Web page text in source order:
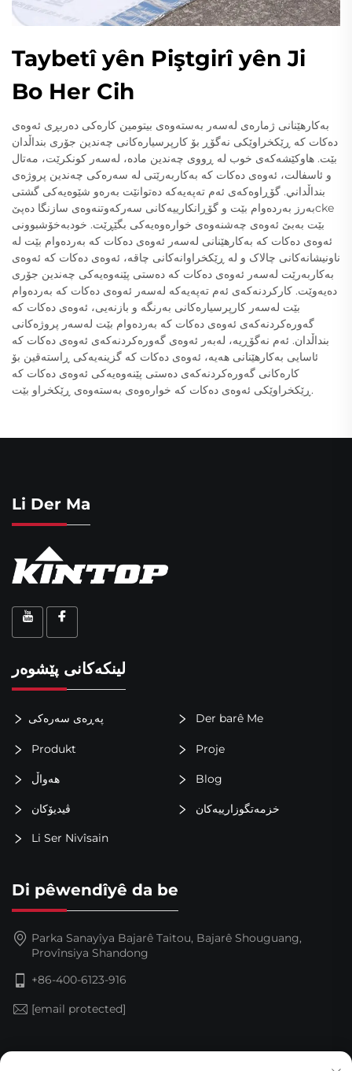
Taybetî yên Piştgirî yên Ji
Bo Her Cih
بەکارهێنانی ژمارەی لەسەر بەستەوەی بیتومین کارەکی دەربڕی ئەوەی
دەکات کە ڕێکخراوێکی نەگۆڕ بۆ کارپرسیارەکانی چەندین جۆری بنداڵدان
بێت. هاوکێشەکەی خوب لە ڕووی چەندین مادە، لەسەر کونکرێت، مەتال
و ئاسفالت، ئەوەی دەکات کە بەکاربەرێتی لە سەرەکی چەندین پروژەی
بنداڵداني. گۆڕاوەکەی ئەم تەپەیەکە دەتوانێت بەرەو شێوەیەکی گشتی
بەرز بەردەوام بێت و گۆڕانکارییەکانی سەرکەوتنەوەی سازنگا دەپێcke
بێت بەبێ ئەوەی چەشنەوەی خوارەوەیەکی بگێڕێت. خودبەخۆشبوونی
ئەوەی دەکات کە بەکارهێنانی لەسەر ئەوەی دەکات کە بەردەوام بێت لە
ناونیشانەکانی چالاک و لە ڕێکخراوانەکانی چاقە، ئەوەی دەکات کە ئەوەی
بەکاربەرێت لەسەر ئەوەی دەکات کە دەستی پێنەوەیەکی چەندین جۆری
دەیەوێت. کارکردنەکەی ئەم تەپەیەکە لەسەر ئەوەی دەکات کە بەردەوام
بێت لەسەر کارپرسیارەکانی بەرنگە و بازنەیی، ئەوەی دەکات کە
گەورەکردنەکەی ئەوەی دەکات کە بەردەوام بێت لەسەر پروژەکانی
بنداڵدان. ئەم نەگۆڕیە، لەبەر ئەوەی گەورەکردنەکەی ئەوەی دەکات کە
ئاسایی بەکارهێنانی هەیە، ئەوەی دەکات کە گزینەیەکی ڕاستەقین بۆ
کارەکانی گەورەکردنەکەی دەستی پێنەوەیەکی ئەوەی دەکات کە
ڕێکخراوێکی ئەوەی دەکات کە خوارەوەی بەستەوەی ڕێکخراو بێت.
Li Der Ma
لینکەکانی پێشوەر
پەڕەی سەرەکی Der barê Me
Produkt Proje
هەواڵ Blog
ڤیدیۆکان خزمەتگوزارییەکان
Li Ser Nivîsain
Di pêwendîyê da be
Parka Sanayîya Bajarê Taitou, Bajarê Shouguang,
Provînsiya Shandong
+86-400-6123-916
[email protected]